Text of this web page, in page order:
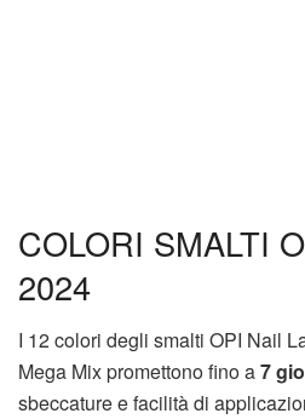
COLORI SMALTI
2024
I 12 colori degli smalti OPI Nail
Mega Mix promettono fino a7
sbeccature e facilità di